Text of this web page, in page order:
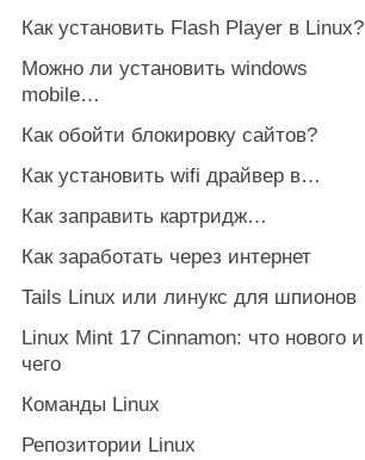
Как установить Flash Player в Linux?
Можно ли установить windows
mobile…
Как обойти блокировку сайтов?
Как установить wifi драйвер в…
Как заправить картридж…
Как заработать через интернет
Tails Linux или линукс для шпионов
Linux Mint 17 Cinnamon: что нового и
чего
Команды Linux
Репозитории Linux